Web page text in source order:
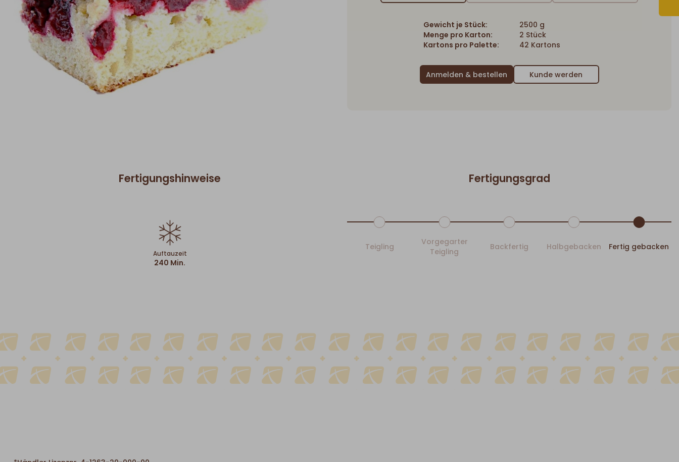
Gewicht je Stück:
2500 g
Menge pro Karton:
2 Stück
Kartons pro Palette:
42 Kartons
Kunde werden
Fertigungshinweise
Auftauzeit
240 Min.
Fertigungsgrad
Teigling
Vorgegarter
Teigling
Backfertig Halbgebacken Fertig gebacken